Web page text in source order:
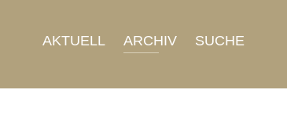
AKTUELL ARCHIV SUCHE